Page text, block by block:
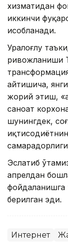
хизматидан
иккинчи
ҳисобланади.
Уралоғлу
ривожланиши
айтишича,
жорий этиш,
саноат
шунингдек,
Эслатиб
апрелдан
фойдаланишга
берилган эди.
Интернет